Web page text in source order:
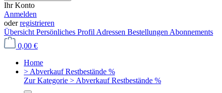
Ihr Konto
Anmelden
oderregistrieren
Übersicht Persönliches Profil Adressen Bestellungen Abonnements
0,00 €
Home
> Abverkauf Restbestände %
Zur Kategorie > Abverkauf Restbestände %